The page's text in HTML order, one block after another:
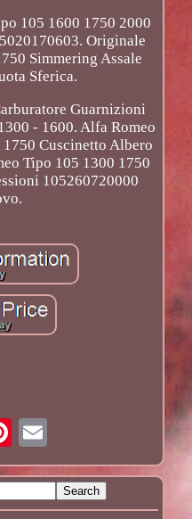
105 1600 1750 2000
Originale
Simmering Assale
Sferica.
Guarnizioni
- 1600. Alfa Romeo
Cuscinetto Albero
Tipo 105 1300 1750
105260720000